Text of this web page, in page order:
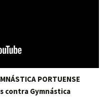
PORTUENSE
contra Gymnástica